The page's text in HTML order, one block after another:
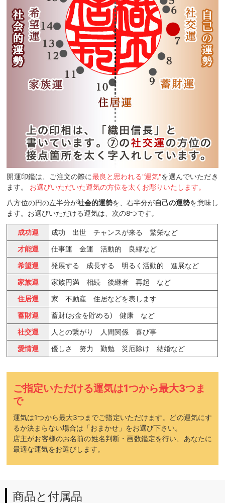
開運印鑑は、ご注文の際に最良と思われる"運気"を選んでいただき
ます。 お選びいただいた運気の方位を太くお彫りいたします。
八方位の円の左半分が社会的運勢を、右半分が自己の運勢を意味し
ます。お選びいただける運気は、次の8つです。
成功運
成功 出世 チャンスが来る 繁栄など
才能運
仕事運 金運 活動的 良縁など
希望運
発展する 成長する 明るく活動的 進展など
家族運
家族円満 相続 後継者 再起 など
住居運
家 不動産 住居などを表します
蓄財運
蓄財(お金を貯める) 健康 など
社交運
人との繋がり 人間関係 喜び事
愛情運
優しさ 努力 勤勉 災厄除け 結婚など
ご指定いただける運気は1つから最大3つま
で
運気は1つから最大3つまでご指定いただけます。どの運気にす
るか決まらない場合は「おまかせ」をお選び下さい。
店主がお客様のお名前の姓名判断・画数鑑定を行い、あなたに
最適な運気をお選びします。
商品と付属品